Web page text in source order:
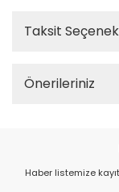
Taksit
Önerileriniz
Haber listemize